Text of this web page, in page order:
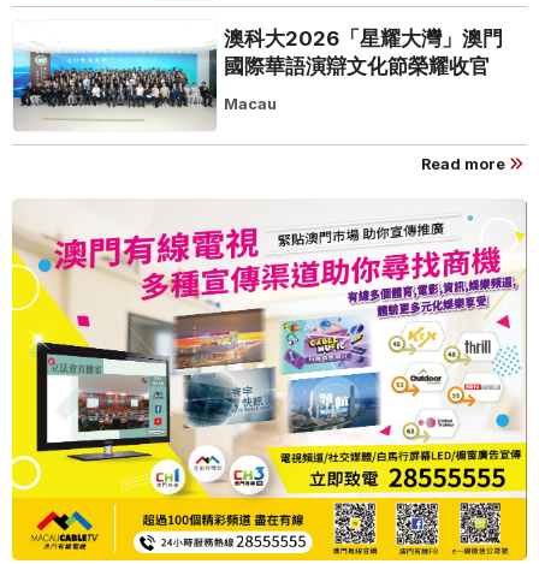
澳科大2026「星耀大灣」澳門
國際華語演辯文化節榮耀收官
Macau
Read more